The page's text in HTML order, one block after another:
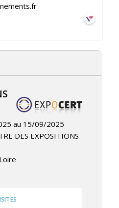
au 15/09/2025
DES EXPOSITIONS